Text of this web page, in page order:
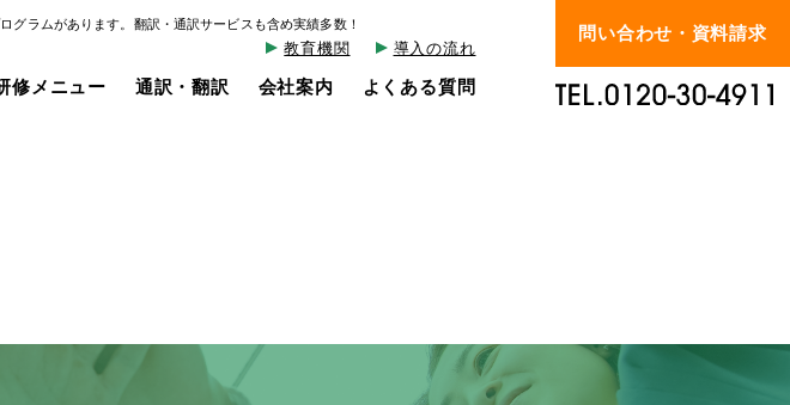
グラムがあります。翻訳・通訳サービスも含め実績多数！
修メニュー 通訳・翻訳 会社案内 よくある質問
教育機関 導入の流れ
問い合わせ・資料請求